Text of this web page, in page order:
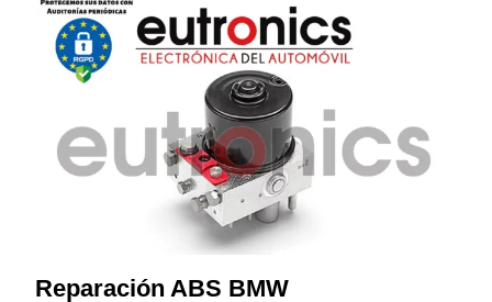
Reparación ABS BMW